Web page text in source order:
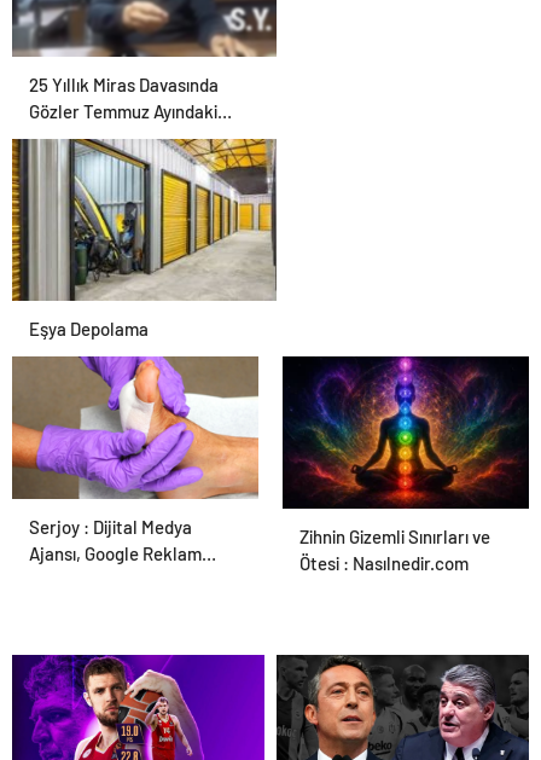
25 Yıllık Miras Davasında
Gözler Temmuz Ayındaki
Karar Duruşmasına Çevrildi
Eşya Depolama
Ortopodoloji İle Diyabetik
Ayak Yarası Tedavisi
Zihnin Gizemli Sınırları ve
Ötesi : Nasılnedir.com
Serjoy : Dijital Medya
Ajansı, Google Reklam